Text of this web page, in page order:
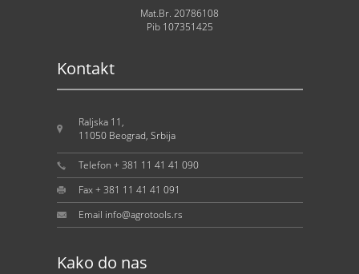
Mat.Br. 20786108
Pib 107351425
Kontakt
Raljska 11,
11050 Beograd, Srbija
Telefon + 381 11 41 41 090
Fax + 381 11 41 41 091
Email info@agrotools.rs
Kako do nas